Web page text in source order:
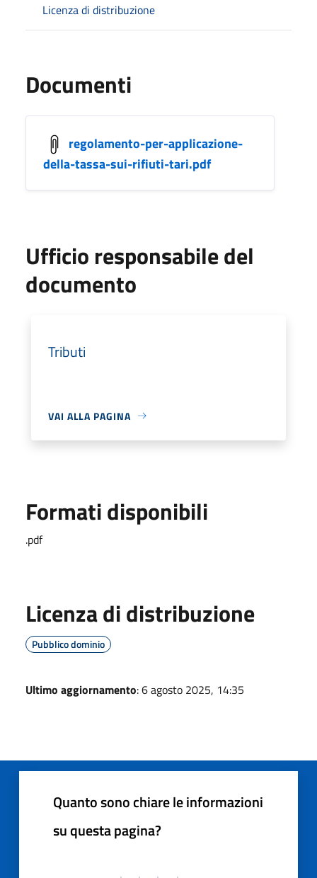
Licenza di distribuzione
Documenti
regolamento-per-applicazione-
della-tassa-sui-rifiuti-tari.pdf
Ufficio responsabile del
documento
Tributi
VAI ALLA PAGINA
Formati disponibili
.pdf
Licenza di distribuzione
Pubblico dominio
Ultimo aggiornamento: 6 agosto 2025, 14:35
Quanto sono chiare le informazioni
su questa pagina?